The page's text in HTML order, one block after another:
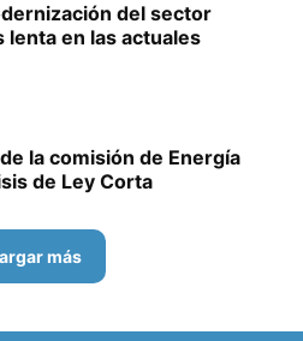
del sector
en las actuales
la comisión de Energía
de Ley Corta
más